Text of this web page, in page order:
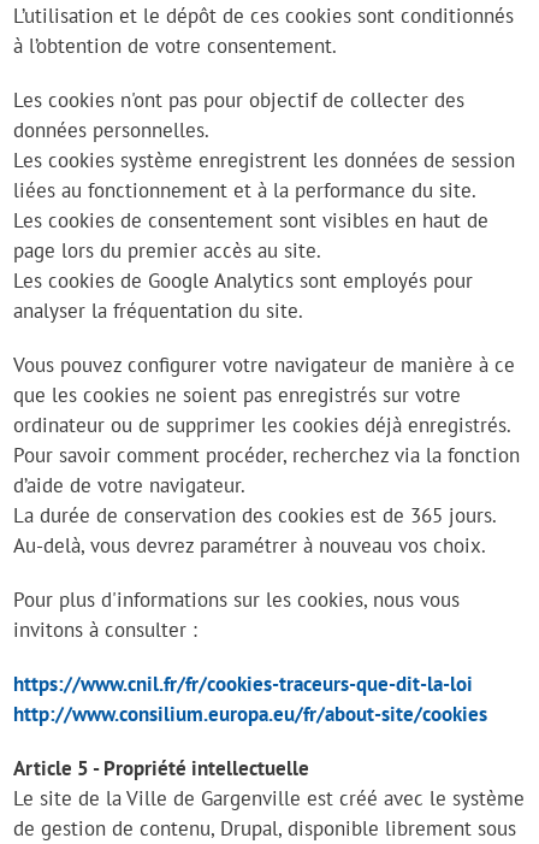
L’utilisation et le dépôt de ces cookies sont conditionnés
à l’obtention de votre consentement.
Les cookies n'ont pas pour objectif de collecter des
données personnelles.
Les cookies système enregistrent les données de session
liées au fonctionnement et à la performance du site.
Les cookies de consentement sont visibles en haut de
page lors du premier accès au site.
Les cookies de Google Analytics sont employés pour
analyser la fréquentation du site.
Vous pouvez configurer votre navigateur de manière à ce
que les cookies ne soient pas enregistrés sur votre
ordinateur ou de supprimer les cookies déjà enregistrés.
Pour savoir comment procéder, recherchez via la fonction
d’aide de votre navigateur.
La durée de conservation des cookies est de 365 jours.
Au-delà, vous devrez paramétrer à nouveau vos choix.
Pour plus d'informations sur les cookies, nous vous
invitons à consulter :
https://www.cnil.fr/fr/cookies-traceurs-que-dit-la-loi
http://www.consilium.europa.eu/fr/about-site/cookies
Article 5 - Propriété intellectuelle
Le site de la Ville de Gargenville est créé avec le système
de gestion de contenu, Drupal, disponible librement sous